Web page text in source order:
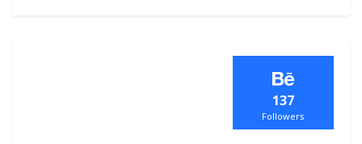
137
Followers